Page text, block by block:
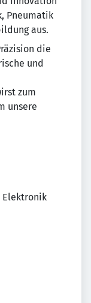
Pneumatik
aus.
die
und
zum
unsere
Elektronik